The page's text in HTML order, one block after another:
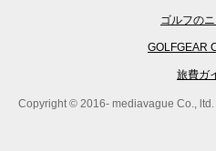
ゴルフの
GOLFGEAR
旅費ガ
Copyright © 2016- mediavague Co., ltd.